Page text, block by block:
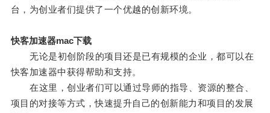
台，为创业者们提供了一个优越的创新环境。
快客加速器mac下载
无论是初创阶段的项目还是已有规模的企业，都可以在
快客加速器中获得帮助和支持。
在这里，创业者们可以通过导师的指导、资源的整合、
项目的对接等方式，快速提升自己的创新能力和项目的发展